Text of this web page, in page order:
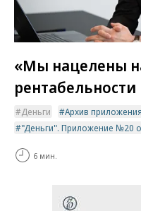
«Мы нацелены
Деньги Архив
"Деньги". Приложение №20
6 мин.